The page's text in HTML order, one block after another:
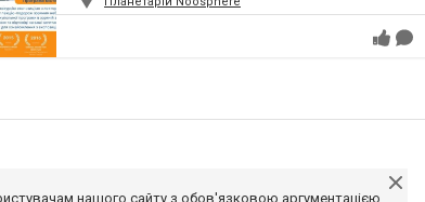
нашого сайту з обов'язковою аргументацією